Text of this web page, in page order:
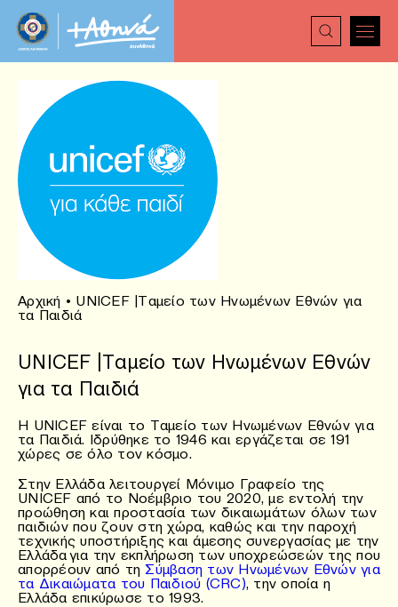
Αρχική • UNICEF |Ταμείο των Ηνωμένων Εθνών για
τα Παιδιά
UNICEF |Ταμείο των Ηνωμένων Εθνών
για τα Παιδιά
Η UNICEF είναι το Ταμείο των Ηνωμένων Εθνών για
τα Παιδιά. Ιδρύθηκε το 1946 και εργάζεται σε 191
χώρες σε όλο τον κόσμο.
Στην Ελλάδα λειτουργεί Μόνιμο Γραφείο της
UNICEF από το Νοέμβριο του 2020, με εντολή την
προώθηση και προστασία των δικαιωμάτων όλων των
παιδιών που ζουν στη χώρα, καθώς και την παροχή
τεχνικής υποστήριξης και άμεσης συνεργασίας με την
Ελλάδα για την εκπλήρωση των υποχρεώσεών της που
απορρέουν από τη Σύμβαση των Ηνωμένων Εθνών για
τα Δικαιώματα του Παιδιού (CRC), την οποία η
Ελλάδα επικύρωσε το 1993.